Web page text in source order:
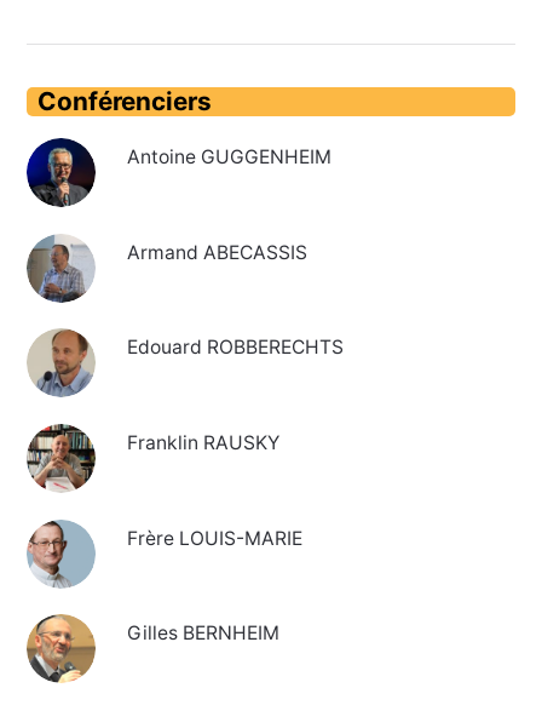
Conférenciers
Antoine GUGGENHEIM
Armand ABECASSIS
Edouard ROBBERECHTS
Franklin RAUSKY
Frère LOUIS-MARIE
Gilles BERNHEIM